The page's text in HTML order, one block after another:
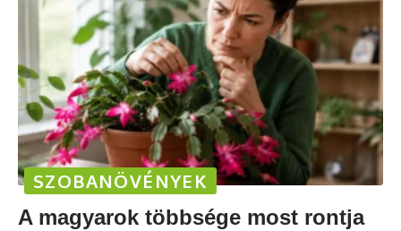
SZOBANÖVÉNYEK
A magyarok többsége most rontja